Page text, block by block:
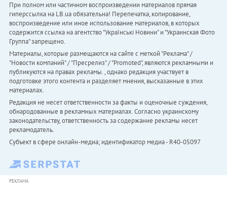
При полном или частичном воспроизведении материалов прямая
гиперссылка на LB.ua обязательна! Перепечатка, копирование,
воспроизведение или иное использование материалов, в которых
содержится ссылка на агентство "Українськi Новини" и "Украинская Фото
Группа" запрещено.
Материалы, которые размещаются на сайте с меткой "Реклама" /
"Новости компаний" / "Пресрелиз" / "Promoted", являются рекламными и
публикуются на правах рекламы. , однако редакция участвует в
подготовке этого контента и разделяет мнения, высказанные в этих
материалах.
Редакция не несет ответственности за факты и оценочные суждения,
обнародованные в рекламных материалах. Согласно украинскому
законодательству, ответственность за содержание рекламы несет
рекламодатель.
Субъект в сфере онлайн-медиа; идентификатор медиа - R40-05097
РЕКЛАМА